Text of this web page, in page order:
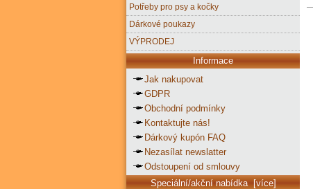
Potřeby pro psy a kočky
Dárkové poukazy
VÝPRODEJ
Informace
Jak nakupovat
GDPR
Obchodní podmínky
Kontaktujte nás!
Dárkový kupón FAQ
Nezasílat newslatter
Odstoupení od smlouvy
Speciální/akční nabídka [více]